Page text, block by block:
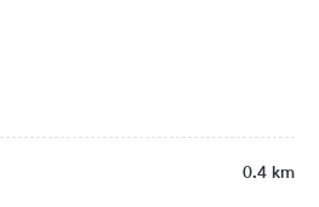
0.4 km